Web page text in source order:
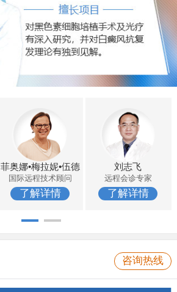
菲奥娜•梅拉妮•伍德
国际远程技术顾问
了解详情
刘志飞
远程会诊专家
了解详情
咨询热线